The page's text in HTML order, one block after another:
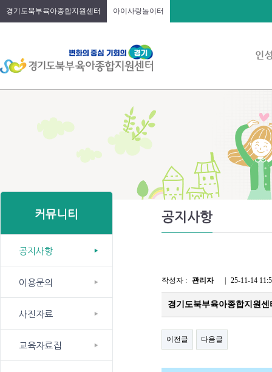
경기도북부육아종합지원센터 아이사랑놀이터
커뮤니티
공지사항
이용문의
사진자료
교육자료집
공지사항
작성자 : 관리자 25-11-14
경기도북부육아종합지원
이전글 다음글